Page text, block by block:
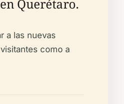
Querétaro.
a las nuevas
como a